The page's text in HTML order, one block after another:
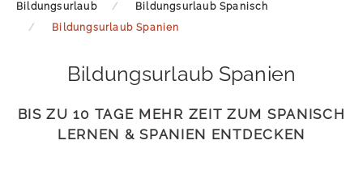
Bildungsurlaub
Bildungsurlaub Spanisch
Bildungsurlaub Spanien
Bildungsurlaub Spanien
BIS ZU 10 TAGE MEHR ZEIT ZUM SPANISCH
LERNEN & SPANIEN ENTDECKEN